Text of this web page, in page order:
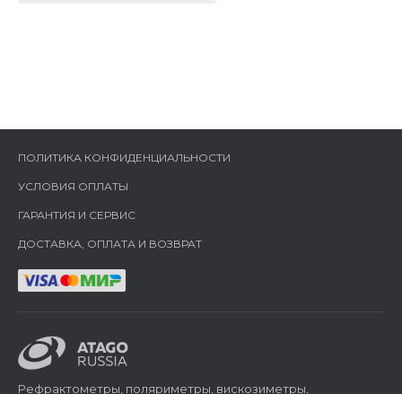
ПОЛИТИКА КОНФИДЕНЦИАЛЬНОСТИ
УСЛОВИЯ ОПЛАТЫ
ГАРАНТИЯ И СЕРВИС
ДОСТАВКА, ОПЛАТА И ВОЗВРАТ
Рефрактометры, поляриметры, вискозиметры,